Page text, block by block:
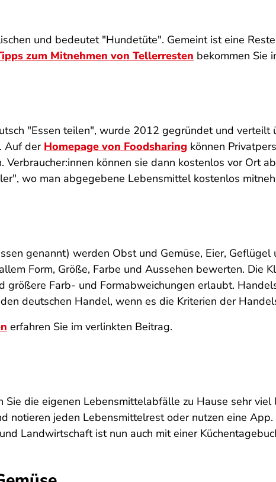
und bedeutet "Hundetüte". Gemeint ist eine
zum Mitnehmen von Tellerresten bekommen Sie
"Essen teilen", wurde 2012 gegründet und
Auf der Homepage von Foodsharing können
können sie dann kostenlos vor Ort
wo man abgegebene Lebensmittel kostenlos
genannt) werden Obst und Gemüse, Eier,
Form, Größe, Farbe und Aussehen bewerten. Die
größere Farb- und Formabweichungen erlaubt.
deutschen Handel, wenn es die Kriterien der
erfahren Sie im verlinkten Beitrag.
Sie die eigenen Lebensmittelabfälle zu Hause sehr
notieren jeden Lebensmittelrest oder nutzen eine App.
Landwirtschaft ist nun auch mit einer